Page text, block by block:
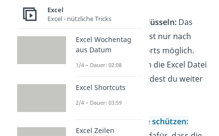
Ganze Datei verschlüsseln:Das
Anzeigen der Datei ist nur nach
Eingabe des Passworts möglich.
Wie du vorgehst, um die Excel Datei
zu verschlüsseln, findest du weiter
oben.
Excel Arbeitsmappe schützen:
Excel
Excel - nützliche Tricks
Excel Wochentag
aus Datum
1/4 – Dauer: 02:08
Excel Shortcuts
2/4 – Dauer: 03:59
Excel Zeilen